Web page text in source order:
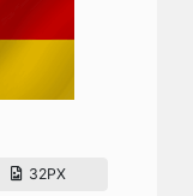
32PX